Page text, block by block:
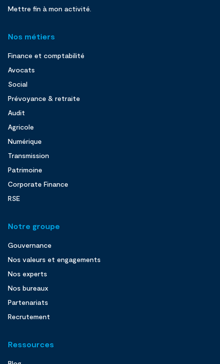
Mettre fin à mon activité.
Nos métiers
Finance et comptabilité
Avocats
Social
Prévoyance & retraite
Audit
Agricole
Numérique
Transmission
Patrimoine
Corporate Finance
RSE
Notre groupe
Gouvernance
Nos valeurs et engagements
Nos experts
Nos bureaux
Partenariats
Recrutement
Ressources